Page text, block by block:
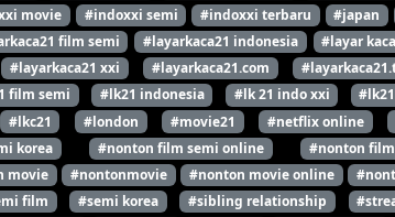
movie #indoxxi semi #indoxxi terbaru #japan
film semi #layarkaca21 indonesia
#layar
#layarkaca21 xxi #layarkaca21.com
film semi #lk21 indonesia #lk 21 indo xxi
#lkc21 #london #movie21 #netflix online
korea #nonton film semi online
#nonton
movie #nontonmovie #nonton movie online
film #semi korea #sibling relationship